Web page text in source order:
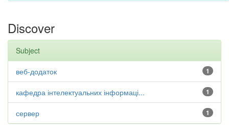
Discover
Subject
1
веб-додаток
1
кафедра інтелектуальних інформаці...
1
сервер